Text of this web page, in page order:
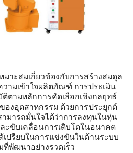
มาะสมเกี่ยวข้องกับการสร้างสมดุล
ามเข้าใจผลิตภัณฑ์ การประเมิน
ตามหลักการคัดเลือกเชิงกลยุทธ์
งอุตสาหกรรม ด้วยการประยุกต์
มารถมั่นใจได้ว่าการลงทุนในหุ่น
ะขับเคลื่อนการเติบโตในอนาคต
เปรียบในการแข่งขันในด้านระบบ
พัฒนาอย่างรวดเร็ว